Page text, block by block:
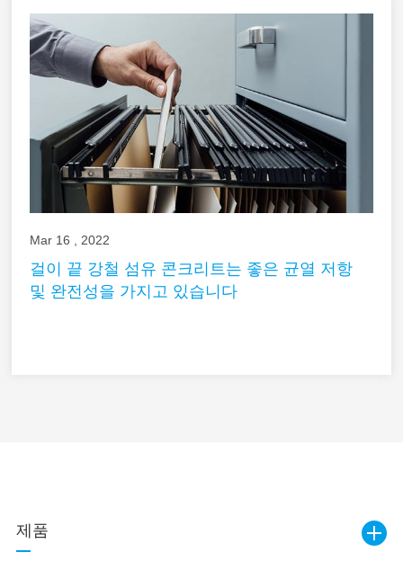
Mar 16 , 2022
걸이 끝 강철 섬유 콘크리트는 좋은 균열 저항
및 완전성을 가지고 있습니다
제품